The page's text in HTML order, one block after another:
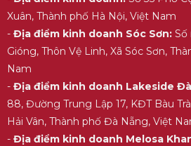
Xuân, Thành phố Hà Nội, Việt Nam
- Địa điểm kinh doanh Sóc Sơn:Số
Gióng, Thôn Vệ Linh, Xã Sóc Sơn,
Nam
- Địa điểm kinh doanh Lakeside
88, Đường Trung Lập 17, KĐT Bàu
Hải Vân, Thành phố Đà Nẵng, Việt
- Địa điểm kinh doanh Melosa